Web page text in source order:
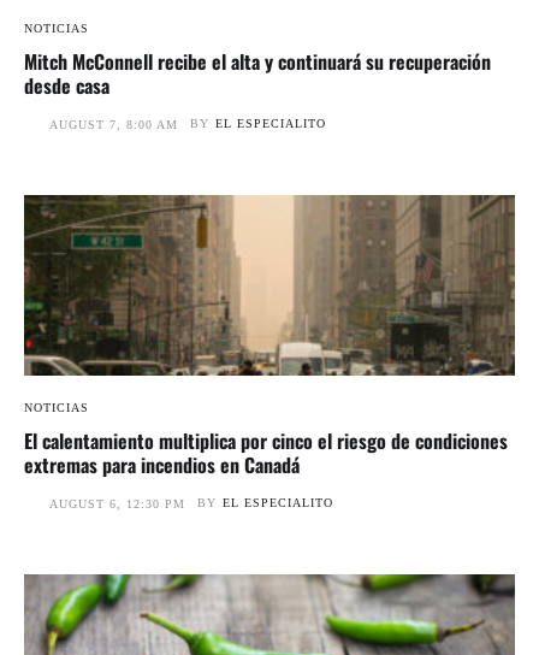
NOTICIAS
Mitch McConnell recibe el alta y continuará su recuperación
desde casa
AUGUST 7, 8:00 AM BY EL ESPECIALITO
NOTICIAS
El calentamiento multiplica por cinco el riesgo de condiciones
extremas para incendios en Canadá
AUGUST 6, 12:30 PM BY EL ESPECIALITO